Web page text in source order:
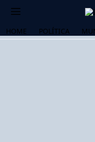
HOME POLÍTICA